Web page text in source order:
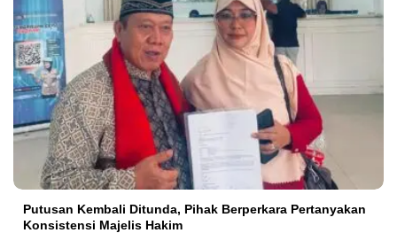
Putusan Kembali Ditunda, Pihak Berperkara Pertanyakan
Konsistensi Majelis Hakim